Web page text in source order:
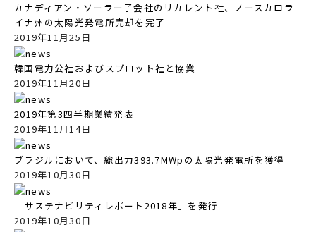
カナディアン・ソーラー子会社のリカレント社、ノースカロラ
イナ州の太陽光発電所売却を完了
2019年11月25日
韓国電力公社およびスプロット社と協業
2019年11月20日
2019年第3四半期業績発表
2019年11月14日
ブラジルにおいて、総出力393.7MWpの太陽光発電所を獲得
2019年10月30日
「サステナビリティレポート2018年」を発行
2019年10月30日